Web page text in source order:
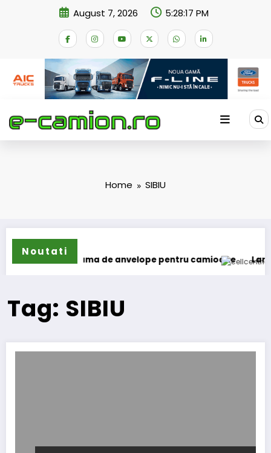
August 7, 2026 5:28:17 PM
Home SIBIU
Noutati
extinde gama de anvelope pentru camioane Lars
Tag: SIBIU